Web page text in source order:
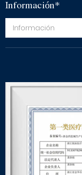
Información*